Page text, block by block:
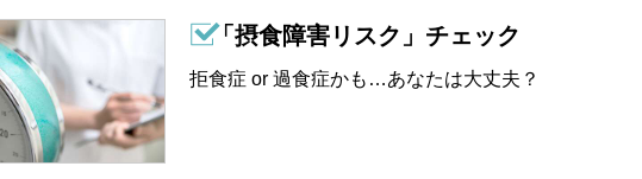
「摂食障害リスク」チェック
拒食症 or 過食症かも…あなたは大丈夫？